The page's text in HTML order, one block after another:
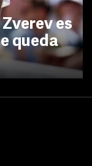
es
queda